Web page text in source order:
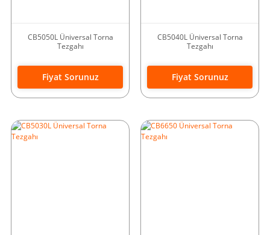
CB5050L Üniversal Torna
Tezgahı
Fiyat Sorunuz
CB5040L Üniversal Torna
Tezgahı
Fiyat Sorunuz